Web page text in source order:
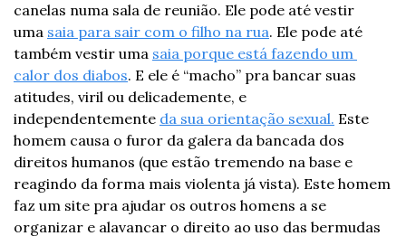
canelas numa sala de reunião. Ele pode até vestir
uma saia para sair com o filho na rua. Ele pode até
também vestir uma saia porque está fazendo um
calor dos diabos. E ele é “macho” pra bancar suas
atitudes, viril ou delicademente, e
independentemente da sua orientação sexual. Este
homem causa o furor da galera da bancada dos
direitos humanos (que estão tremendo na base e
reagindo da forma mais violenta já vista). Este homem
faz um site pra ajudar os outros homens a se
organizar e alavancar o direito ao uso das bermudas